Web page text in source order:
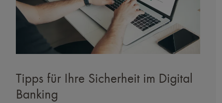
Tipps für Ihre Sicherheit im Digital
Banking